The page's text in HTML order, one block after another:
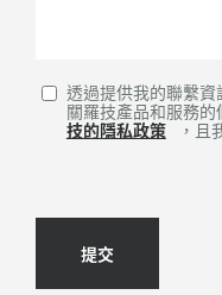
透過提供我的聯繫
關羅技產品和服務
技的隱私政策
，且
提交